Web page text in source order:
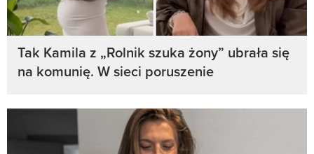
Tak Kamila z „Rolnik szuka żony” ubrała się
na komunię. W sieci poruszenie